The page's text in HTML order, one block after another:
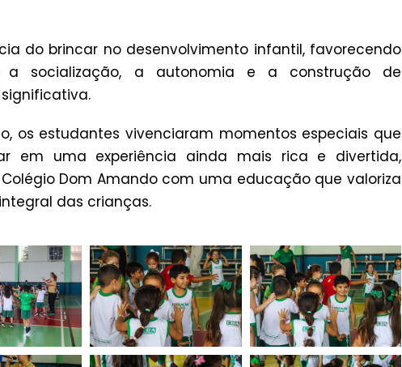
do brincar no desenvolvimento infantil, favorecendo
a socialização, a autonomia e a construção de
os estudantes vivenciaram momentos especiais que
em uma experiência ainda mais rica e divertida,
Dom Amando com uma educação que valoriza
das crianças.